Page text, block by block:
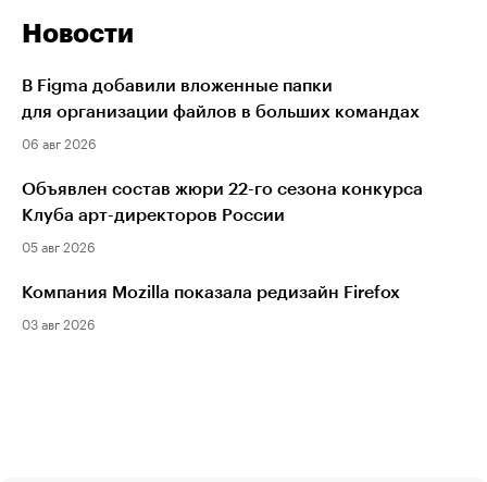
Новости
В Figma добавили вложенные папки
для организации файлов в больших командах
06 авг 2026
Объявлен состав жюри 22-го сезона конкурса
Клуба арт-директоров России
05 авг 2026
Компания Mozilla показала редизайн Firefox
03 авг 2026